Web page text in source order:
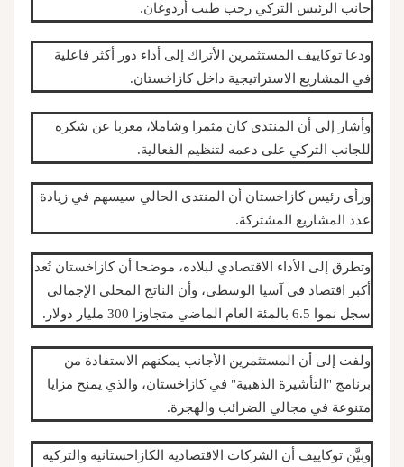
جانب الرئيس التركي رجب طيب أردوغان.
ودعا توكاييف المستثمرين الأتراك إلى أداء دور أكثر فاعلية
في المشاريع الاستراتيجية داخل كازاخستان.
وأشار إلى أن المنتدى كان مثمرا وشاملا، معربا عن شكره
للجانب التركي على دعمه لتنظيم الفعالية.
ورأى رئيس كازاخستان أن المنتدى الحالي سيسهم في زيادة
عدد المشاريع المشتركة.
وتطرق إلى الأداء الاقتصادي لبلاده، موضحا أن كازاخستان تُعد
أكبر اقتصاد في آسيا الوسطى، وأن الناتج المحلي الإجمالي
سجل نموا 6.5 بالمئة العام الماضي متجاوزا 300 مليار دولار.
ولفت إلى أن المستثمرين الأجانب يمكنهم الاستفادة من
برنامج "التأشيرة الذهبية" في كازاخستان، والذي يمنح مزايا
متنوعة في مجالي الضرائب والهجرة.
وبيَّن توكاييف أن الشركات الاقتصادية الكازاخستانية والتركية